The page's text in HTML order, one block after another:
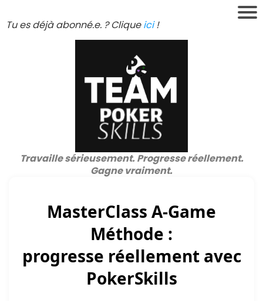
Tu es déjà abonné.e. ? Cliqueici!
Travaille sérieusement. Progresse réellement.
Gagne vraiment.
MasterClass A-Game
Méthode :
progresse réellement avec
PokerSkills